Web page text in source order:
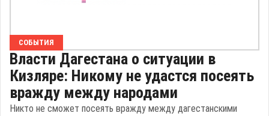
СОБЫТИЯ
Власти Дагестана о ситуации в
Кизляре: Никому не удастся посеять
вражду между народами
Никто не сможет посеять вражду между дагестанскими